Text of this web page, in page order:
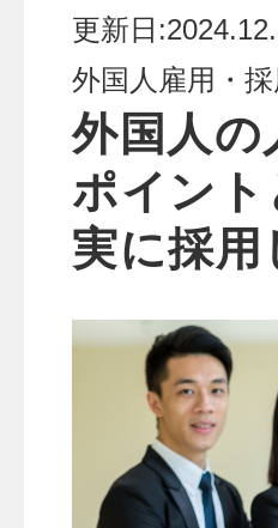
更新日
外国人雇用・採
外国人の
ポイン
実に採用